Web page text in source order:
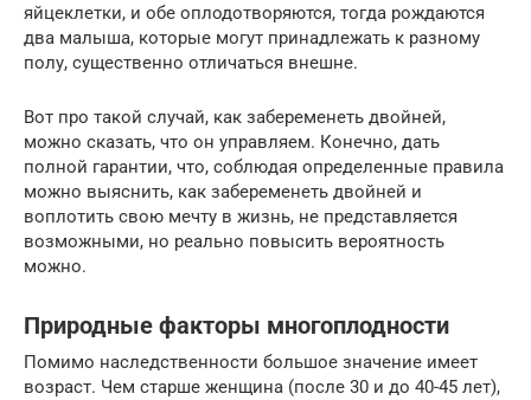
яйцеклетки, и обе оплодотворяются, тогда рождаются
два малыша, которые могут принадлежать к разному
полу, существенно отличаться внешне.
Вот про такой случай, как забеременеть двойней,
можно сказать, что он управляем. Конечно, дать
полной гарантии, что, соблюдая определенные правила
можно выяснить, как забеременеть двойней и
воплотить свою мечту в жизнь, не представляется
возможными, но реально повысить вероятность
можно.
Природные факторы многоплодности
Помимо наследственности большое значение имеет
возраст. Чем старше женщина (после 30 и до 40-45 лет),